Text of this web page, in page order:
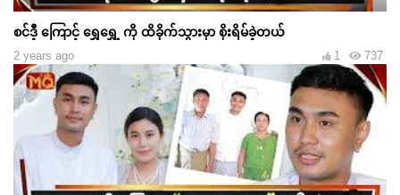
စင်ဒီ့ ကြောင့် ရွှေရွှေ့ ကို ထိခိုက်သွားမှာ စိုးရိမ်ခဲ့တယ်
2 years ago 737
1